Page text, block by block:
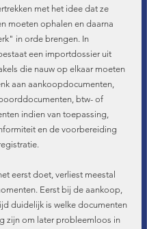
met het idee dat ze
moeten ophalen en daarna
in orde brengen. In
een importdossier uit
die nauw op elkaar moeten
aan aankoopdocumenten,
btw- of
indien van toepassing,
en de voorbereiding
eerst doet, verliest meestal
Eerst bij de aankoop,
duidelijk is welke documenten
zijn om later probleemloos in